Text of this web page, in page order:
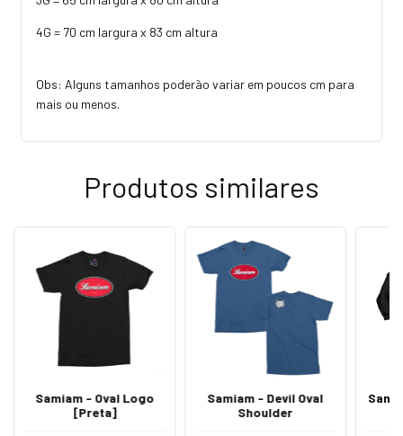
4G = 70 cm largura x 83 cm altura
Obs: Alguns tamanhos poderão variar em poucos cm para
mais ou menos.
Produtos similares
Samiam - Oval Logo
[Preta]
Samiam - Devil Oval
Shoulder